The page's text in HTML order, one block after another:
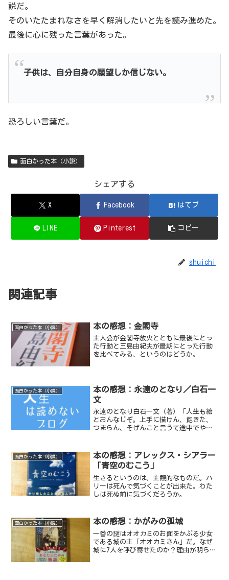
説だ。
そのいたたまれなさを早く解消したいと先を読み進めた。
最後に心に残った言葉があった。
子供は、自分自身の願望しか信じない。
恐ろしい言葉だ。
面白かった本（小説）
シェアする
X Facebook はてブ
LINE Pinterest コピー
shuichi
関連記事
面白かった本（小説） 本の感想：金閣寺
主人公が金閣寺放火とともに最後にとっ
た行動と三島由紀夫が最期にとった行動
を比べてみる、というのはどうか。
面白かった本（小説）
本の感想：永遠のとなり／白石一
文
永遠のとなり白石一文（著）「人生も絵
とおんなじぞ。上手に描けん、飽きた、
つまらん、そげんこと言うて途中でやめ
もみんな味があるし、そんときは思いも
せんかったようないろんな思...
面白かった本（小説）
本の感想：アレックス・シアラー
「青空のむこう」
生きるというのは、主観的なものだ。ハ
リーは死んで気づくことが出来た。わた
しは死ぬ前に気づくだろうか。
面白かった本（小説） 本の感想：かがみの孤城
一番の謎はオオカミのお面をかぶる少女
である城の主「オオカミさん」だ。なぜ
城に7人を呼び寄せたのか？理由が明らか